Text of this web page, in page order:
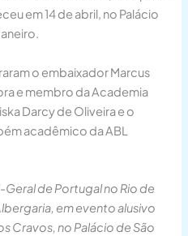
em 14 de abril, no Palácio
o embaixador Marcus
e membro da Academia
Darcy de Oliveira e o
acadêmico da ABL
Geral de Portugal no Rio de
em evento alusivo
Cravos, no Palácio de São